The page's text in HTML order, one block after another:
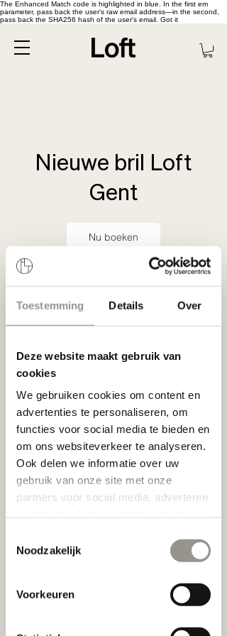
Toestemming Details Over
Deze website maakt gebruik van
cookies
We gebruiken cookies om content en
advertenties te personaliseren, om
functies voor social media te bieden en
om ons websiteverkeer te analyseren.
Ook delen we informatie over uw
gebruik van onze site met onze
partners voor social media, adverteren
andere informatie die u aan ze heeft
verstrekt of die ze hebben verzameld
op basis van uw gebruik van hun
services.
Noodzakelijk
Voorkeuren
The Enhanced Match code is highlighted in blue. In the first em
parameter, pass back the user's raw email address—in the second,
pass back the SHA256 hash of the user's email. Got it
Nieuwe bril Loft
Gent
Nu boeken
1 uur 30 min.
u
3
m
i
n
.
Nu boeken
Beschrijving van de dienst
Samen met ons team ga je op zoek naar
de perfecte bril. We tonen 6 verschillende
het beste aanvoelt. Je wordt begeleid en
we tonen wat nieuw is en bij je karakter